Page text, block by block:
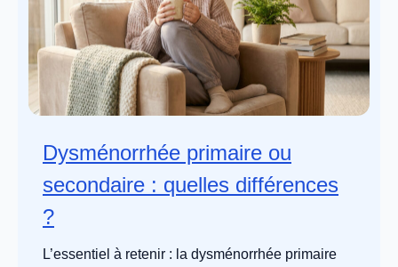
Dysménorrhée primaire ou
secondaire : quelles différences
?
L’essentiel à retenir : la dysménorrhée primaire